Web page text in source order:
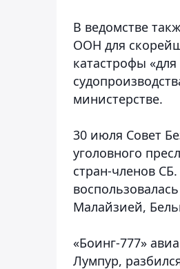
В ведомстве
ООН для
катастрофы
министерстве.
30 июля Совет
уголовного
стран-членов
Малайзией,
«Боинг-777»
Лумпур,